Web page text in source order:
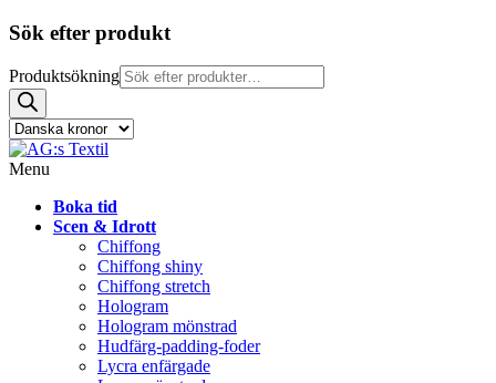
Sök efter produkt
Produktsökning
Menu
Boka tid
Scen & Idrott
Chiffong
Chiffong shiny
Chiffong stretch
Hologram
Hologram mönstrad
Hudfärg-padding-foder
Lycra enfärgade